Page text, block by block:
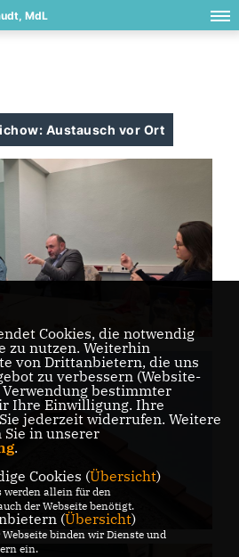
MdL
Austausch vor Ort
Cookies, die notwendig
zu nutzen. Weiterhin
von Drittanbietern, die uns
zu verbessern (Website-
bestimmter
Ihre Einwilligung. Ihre
jederzeit widerrufen. Weitere
in unserer
.
Cookies (Übersicht)
werden allein für den
der Webseite benötigt.
(Übersicht)
binden wir Dienste und
ein.